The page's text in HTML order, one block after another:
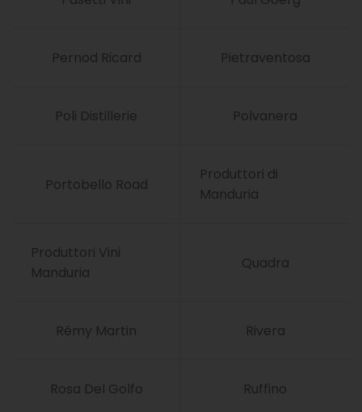
Pernod Ricard Pietraventosa
Poli Distillerie Polvanera
Portobello Road
Produttori di
Manduria
Produttori Vini
Manduria
Quadra
Rémy Martin Rivera
Rosa Del Golfo Ruffino